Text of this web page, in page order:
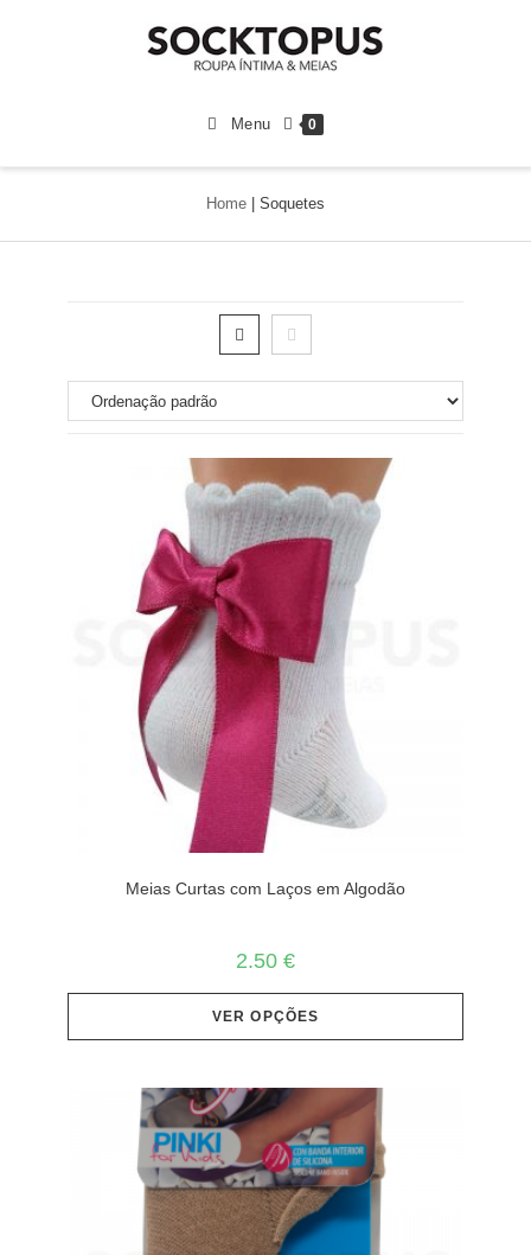
0
Menu
Home Soquetes
Meias Curtas com Laços em Algodão
2.50 €
VER OPÇÕES